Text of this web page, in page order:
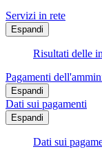
Servizi in rete
Espandi
Risultati delle
Pagamenti
Espandi
Dati sui pagamenti
Espandi
Dati sui